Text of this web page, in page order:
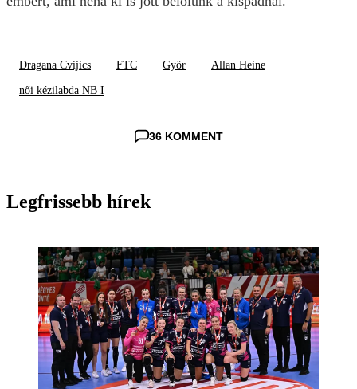
Dragana Cvijics FTC Győr Allan Heine
női kézilabda NB I
36 KOMMENT
Legfrissebb hírek